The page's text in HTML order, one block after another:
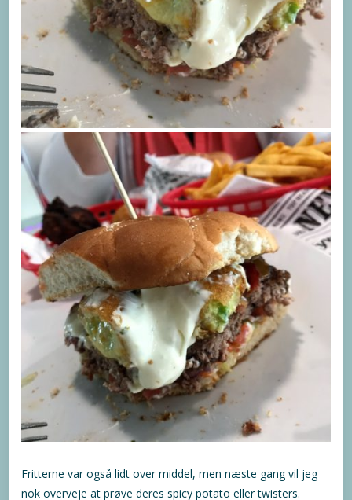
Fritterne var også lidt over middel, men næste gang vil jeg
nok overveje at prøve deres spicy potato eller twisters.